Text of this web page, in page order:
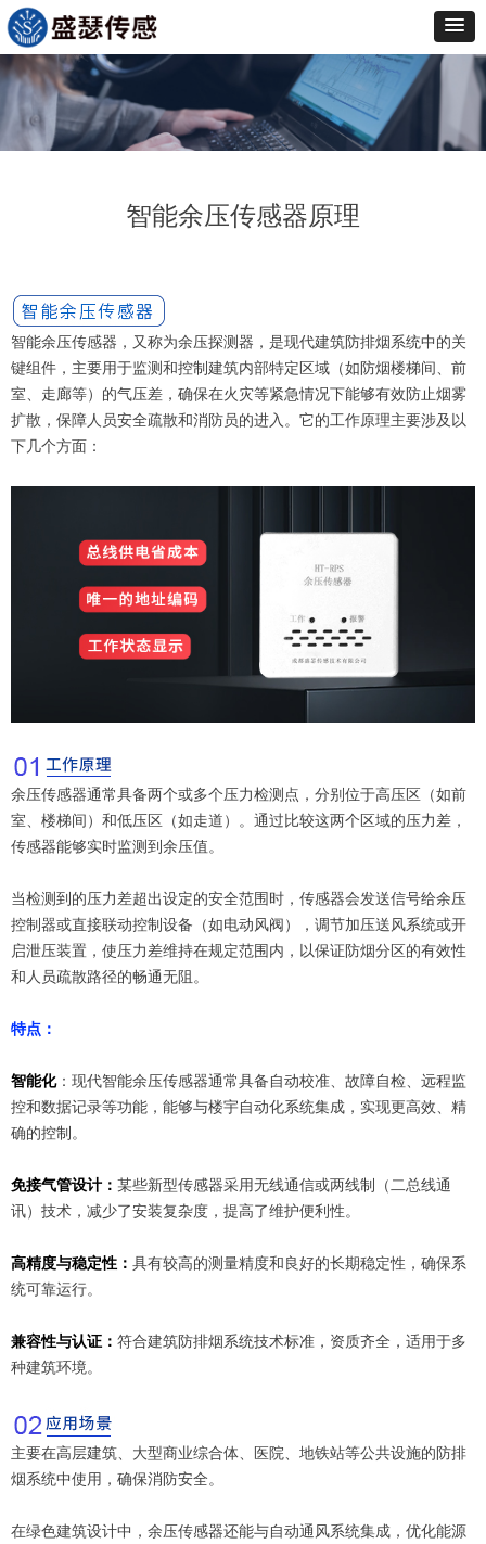
智能余压传感器原理
智能余压传感器，又称为余压探测器，是现代建筑防排烟系统中的关
键组件，主要用于监测和控制建筑内部特定区域（如防烟楼梯间、前
室、走廊等）的气压差，确保在火灾等紧急情况下能够有效防止烟雾
扩散，保障人员安全疏散和消防员的进入。它的工作原理主要涉及以
下几个方面：
余压传感器通常具备两个或多个压力检测点，分别位于高压区（如前
室、楼梯间）和低压区（如走道）。通过比较这两个区域的压力差，
传感器能够实时监测到余压值。
当检测到的压力差超出设定的安全范围时，传感器会发送信号给余压
控制器或直接联动控制设备（如电动风阀），调节加压送风系统或开
启泄压装置，使压力差维持在规定范围内，以保证防烟分区的有效性
和人员疏散路径的畅通无阻。
特点：
智能化：现代智能余压传感器通常具备自动校准、故障自检、远程监
控和数据记录等功能，能够与楼宇自动化系统集成，实现更高效、精
确的控制。
免接气管设计： 某些新型传感器采用无线通信或两线制（二总线通
讯）技术，减少了安装复杂度，提高了维护便利性。
高精度与稳定性： 具有较高的测量精度和良好的长期稳定性，确保系
统可靠运行。
兼容性与认证： 符合建筑防排烟系统技术标准，资质齐全，适用于多
种建筑环境。
主要在高层建筑、大型商业综合体、医院、地铁站等公共设施的防排
烟系统中使用，确保消防安全。
在绿色建筑设计中，余压传感器还能与自动通风系统集成，优化能源